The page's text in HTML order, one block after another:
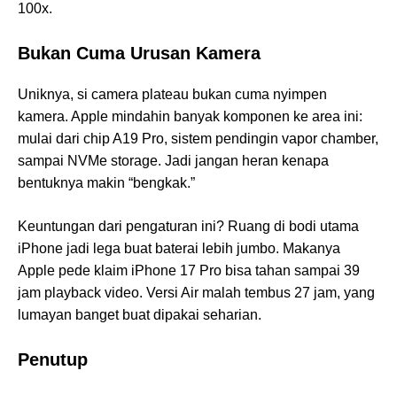
100x.
Bukan Cuma Urusan Kamera
Uniknya, si camera plateau bukan cuma nyimpen
kamera. Apple mindahin banyak komponen ke area ini:
mulai dari chip A19 Pro, sistem pendingin vapor chamber,
sampai NVMe storage. Jadi jangan heran kenapa
bentuknya makin “bengkak.”
Keuntungan dari pengaturan ini? Ruang di bodi utama
iPhone jadi lega buat baterai lebih jumbo. Makanya
Apple pede klaim iPhone 17 Pro bisa tahan sampai 39
jam playback video. Versi Air malah tembus 27 jam, yang
lumayan banget buat dipakai seharian.
Penutup